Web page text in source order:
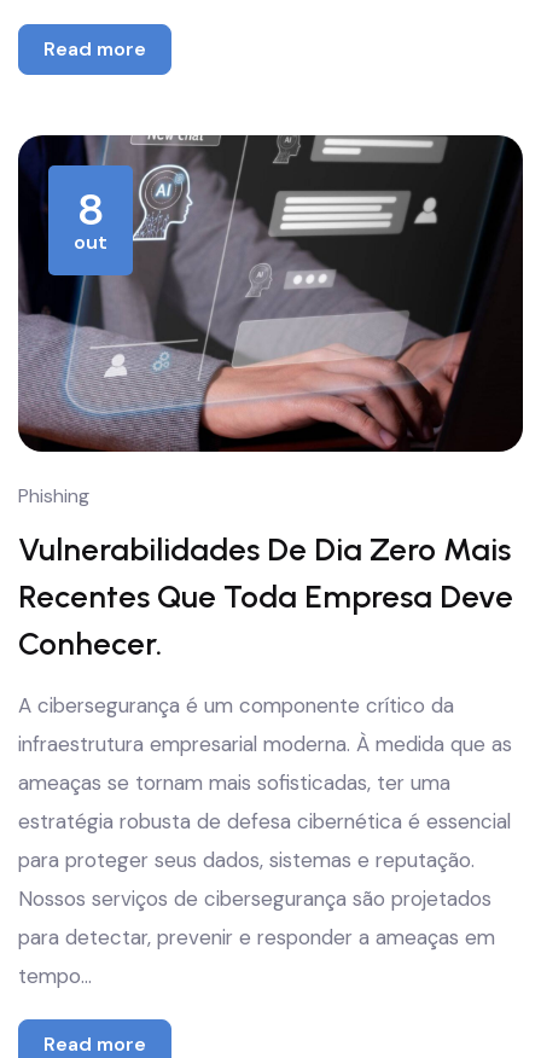
Read more
8
out
Phishing
Vulnerabilidades De Dia Zero Mais
Recentes Que Toda Empresa Deve
Conhecer.
A cibersegurança é um componente crítico da
infraestrutura empresarial moderna. À medida que as
ameaças se tornam mais sofisticadas, ter uma
estratégia robusta de defesa cibernética é essencial
para proteger seus dados, sistemas e reputação.
Nossos serviços de cibersegurança são projetados
para detectar, prevenir e responder a ameaças em
tempo…
Read more